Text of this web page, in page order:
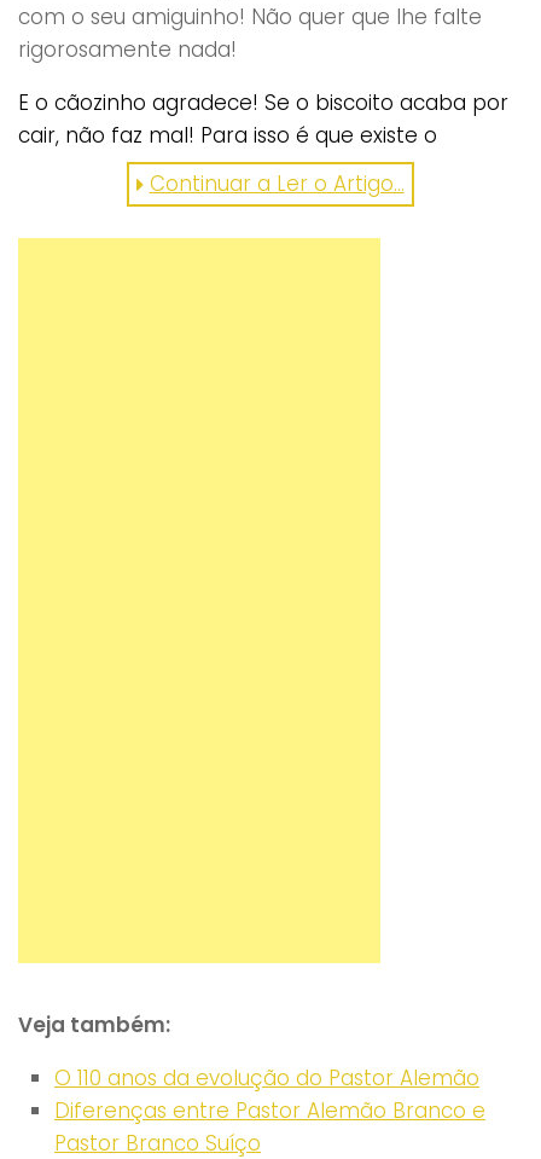
com o seu amiguinho! Não quer que lhe falte
rigorosamente nada!
E o cãozinho agradece! Se o biscoito acaba por
cair, não faz mal! Para isso é que existe o
trabalho de equipa: ele apanha-o e devora-o! O
momento, registado em vídeo, é tão caricato
que já foi partilhado quase 300 mil vezes! É fácil
Continuar a Ler o Artigo...
Veja também:
O 110 anos da evolução do Pastor Alemão
Diferenças entre Pastor Alemão Branco e
Pastor Branco Suíço